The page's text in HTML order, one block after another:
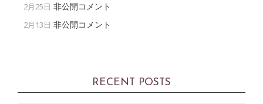
2月25日 非公開コメント
2月13日 非公開コメント
RECENT POSTS